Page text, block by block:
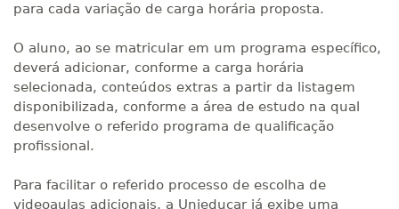
para cada variação de carga horária proposta.
O aluno, ao se matricular em um programa específico,
deverá adicionar, conforme a carga horária
selecionada, conteúdos extras a partir da listagem
disponibilizada, conforme a área de estudo na qual
desenvolve o referido programa de qualificação
profissional.
Para facilitar o referido processo de escolha de
videoaulas adicionais, a Unieducar já exibe uma